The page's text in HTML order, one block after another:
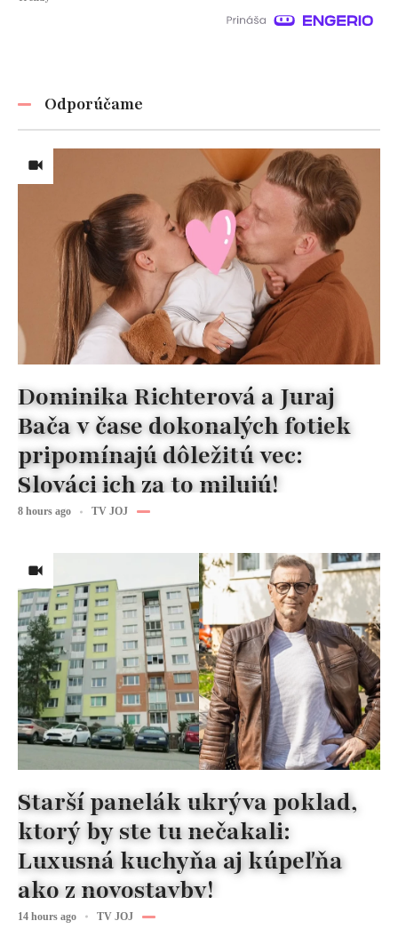
Odporúčame
Dominika Richterová a Juraj
Bača v čase dokonalých fotiek
pripomínajú dôležitú vec:
Slováci ich za to milujú!
8 hours ago TV JOJ
Starší panelák ukrýva poklad,
ktorý by ste tu nečakali:
Luxusná kuchyňa aj kúpeľňa
ako z novostavby!
14 hours ago TV JOJ